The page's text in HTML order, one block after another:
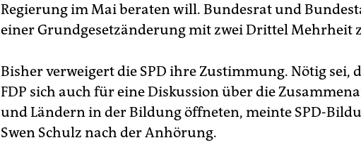
Regierung im Mai beraten will. Bundesrat und
einer Grundgesetzänderung mit zwei Drittel Mehrheit
Bisher verweigert die SPD ihre Zustimmung. Nötig sei,
FDP sich auch für eine Diskussion über die
und Ländern in der Bildung öffneten, meinte SPD-
Swen Schulz nach der Anhörung.